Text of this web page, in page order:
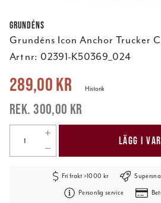
Grundéns
Grundéns Icon Anchor Trucker
Art nr: 02391-K50369_024
Nuvarande pris:289,00 kr
289,00 kr
300,00 kr
Historik
LÄGG I
Fri frakt >1000 kr
Personlig service